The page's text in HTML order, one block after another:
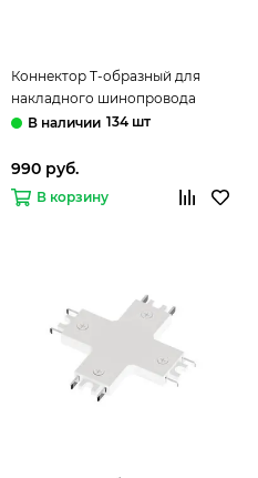
Коннектор T-образный для
накладного шинопровода
A613633T белый Rapid-
134 шт
990 руб.
В корзину